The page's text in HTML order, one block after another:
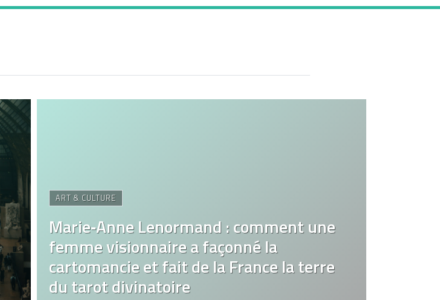
ART & CULTURE
Marie‑Anne Lenormand : comment une
femme visionnaire a façonné la
cartomancie et fait de la France la terre
du tarot divinatoire